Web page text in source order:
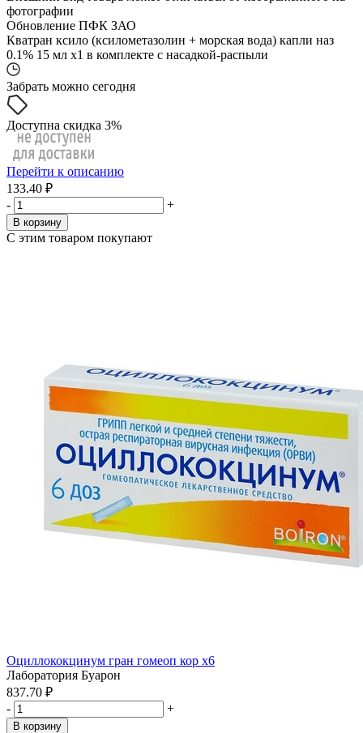
фотографии
Обновление ПФК ЗАО
Кватран ксило (ксилометазолин + морская вода) капли наз
0.1% 15 мл x1 в комплекте с насадкой-распыли
Забрать можно сегодня
Доступна скидка 3%
Перейти к описанию
133.40 ₽
-
+
В корзину
С этим товаром покупают
Оциллококцинум гран гомеоп кор x6
Лаборатория Буарон
837.70 ₽
-
+
В корзину